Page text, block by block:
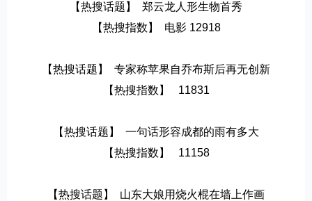
【热搜话题】  郑云龙人形生物首秀
【热搜指数】  电影 12918
【热搜话题】  专家称苹果自乔布斯后再无创新
【热搜指数】   11831
【热搜话题】  一句话形容成都的雨有多大
【热搜指数】   11158
【热搜话题】  山东大娘用烧火棍在墙上作画